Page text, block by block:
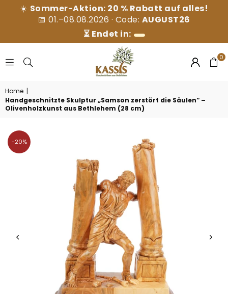
☀️ Sommer-Aktion: 20 % Rabatt auf alles!
📅 01.–08.08.2026 · Code: AUGUST26
⏳ Endet in:
GESCHENKARTIKEL
GMBH
0
Home |
Handgeschnitzte Skulptur „Samson zerstört die Säulen“ –
Olivenholzkunst aus Bethlehem (28 cm)
-20%